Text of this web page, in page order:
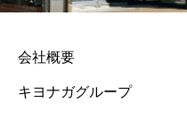
会社概要
キヨナガグループ